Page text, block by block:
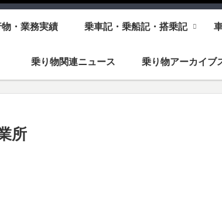
・業務実績 乗車記・乗船記・搭乗記
乗り物関連ニュース 乗り物アーカイブ
所